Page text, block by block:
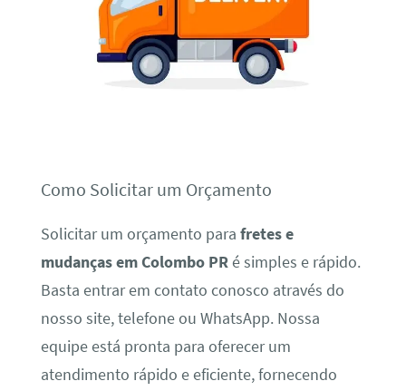
Como Solicitar um Orçamento
Solicitar um orçamento para fretes e
mudanças em Colombo PRé simples e rápido.
Basta entrar em contato conosco através do
nosso site, telefone ou WhatsApp. Nossa
equipe está pronta para oferecer um
atendimento rápido e eficiente, fornecendo